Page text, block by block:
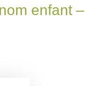
enfant –